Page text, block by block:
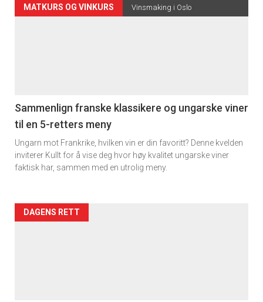
Forsiden
5
MATKURS OG VINKURS Vinsmaking i Oslo
Sammenlign franske klassikere og ungarske viner
til en 5-retters meny
Ungarn mot Frankrike, hvilken vin er din favoritt? Denne kvelden
inviterer Kullt for å vise deg hvor høy kvalitet ungarske viner
faktisk har, sammen med en utrolig meny.
Forsiden
DAGENS RETT